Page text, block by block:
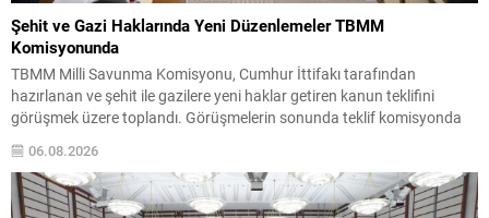
Şehit ve Gazi Haklarında Yeni Düzenlemeler TBMM
Komisyonunda
TBMM Milli Savunma Komisyonu, Cumhur İttifakı tarafından
hazırlanan ve şehit ile gazilere yeni haklar getiren kanun teklifini
görüşmek üzere toplandı. Görüşmelerin sonunda teklif komisyonda
kabul edildi ve bir dizi düzenleme benimsendi. Teklif kapsamında,
vazife malullerinden hayatını kaybedenlerin anne ve babalarına
bağlanacak aylık tutarının, net asgari ücretin altında olmayacağı
hükme bağlanıyor....
06.08.2026